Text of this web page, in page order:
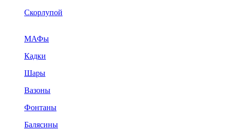
Скорлупой
МАФы
Кадки
Шары
Вазоны
Фонтаны
Балясины